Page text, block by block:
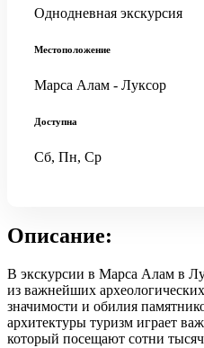
Однодневная экскурсия
Местоположение
Марса Алам - Луксор
Доступна
Сб, Пн, Ср
Описание:
В экскурсии в Марса Алам в
из важнейших
значимости и обилия
архитектуры туризм играет
который посещают сотни